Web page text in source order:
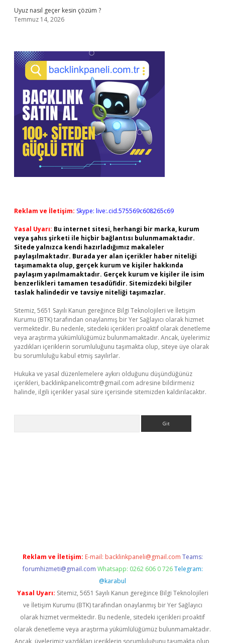
Uyuz nasıl geçer kesin çözüm ?
Temmuz 14, 2026
Reklam ve İletişim: Skype: live:.cid.575569c608265c69
Yasal Uyarı: Bu internet sitesi, herhangi bir marka, kurum
veya şahıs şirketi ile hiçbir bağlantısı bulunmamaktadır.
Sitede yalnızca kendi hazırladığımız makaleler
paylaşılmaktadır. Burada yer alan içerikler haber niteliği
taşımamakta olup, gerçek kurum ve kişiler hakkında
paylaşım yapılmamaktadır. Gerçek kurum ve kişiler ile isim
benzerlikleri tamamen tesadüfidir. Sitemizdeki bilgiler
taslak halindedir ve tavsiye niteliği taşımazlar.
Sitemiz, 5651 Sayılı Kanun gereğince Bilgi Teknolojileri ve İletişim
Kurumu (BTK) tarafından onaylanmış bir Yer Sağlayıcı olarak hizmet
vermektedir. Bu nedenle, sitedeki içerikleri proaktif olarak denetleme
veya araştırma yükümlülüğümüz bulunmamaktadır. Ancak, üyelerimiz
yazdıkları içeriklerin sorumluluğunu taşımakta olup, siteye üye olarak
bu sorumluluğu kabul etmiş sayılırlar.
Hukuka ve yasal düzenlemelere aykırı olduğunu düşündüğünüz
içerikleri, backlinkpanelicomtr@gmail.com adresine bildirmeniz
halinde, ilgili içerikler yasal süre içerisinde sitemizden kaldırılacaktır.
Reklam ve İletişim: E-mail: backlinkpaneli@gmail.com Teams:
forumhizmeti@gmail.com Whatsapp: 0262 606 0 726 Telegram:
@karabul
Yasal Uyarı: Sitemiz, 5651 Sayılı Kanun gereğince Bilgi Teknolojileri
ve İletişim Kurumu (BTK) tarafından onaylanmış bir Yer Sağlayıcı
olarak hizmet vermektedir. Bu nedenle, sitedeki içerikleri proaktif
olarak denetleme veya araştırma yükümlülüğümüz bulunmamaktadır.
Ancak, üyelerimiz yazdıkları içeriklerin sorumluluğunu taşımakta olup,